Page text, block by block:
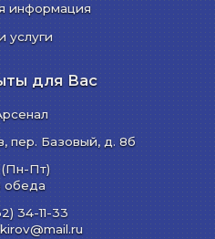
информация
услуги
для Вас
, пер. Базовый, д. 8б
(Пн-Пт)
обеда
34-11-33